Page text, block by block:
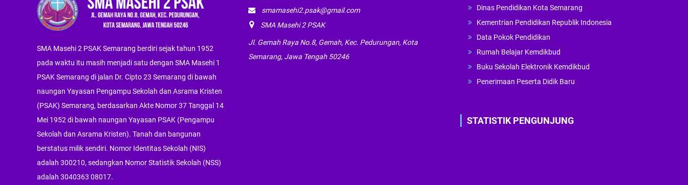
SMA Masehi 2 PSAK Semarang berdiri sejak tahun 1952
pada waktu itu masih menjadi satu dengan SMA Masehi 1
PSAK Semarang di jalan Dr. Cipto 23 Semarang di bawah
naungan Yayasan Pengampu Sekolah dan Asrama Kristen
(PSAK) Semarang, berdasarkan Akte Nomor 37 Tanggal 14
Mei 1952 di bawah naungan Yayasan PSAK (Pengampu
Sekolah dan Asrama Kristen). Tanah dan bangunan
berstatus milik sendiri. Nomor Identitas Sekolah (NIS)
adalah 300210, sedangkan Nomor Statistik Sekolah (NSS)
adalah 3040363 08017.
smamasehi2.psak@gmail.com
SMA Masehi 2 PSAK
Jl. Gemah Raya No.8, Gemah, Kec. Pedurungan, Kota
Semarang, Jawa Tengah 50246
Dinas Pendidikan Kota Semarang
Kementrian Pendidikan Republik Indonesia
Data Pokok Pendidikan
Rumah Belajar Kemdikbud
Buku Sekolah Elektronik Kemdikbud
Penerimaan Peserta Didik Baru
STATISTIK PENGUNJUNG